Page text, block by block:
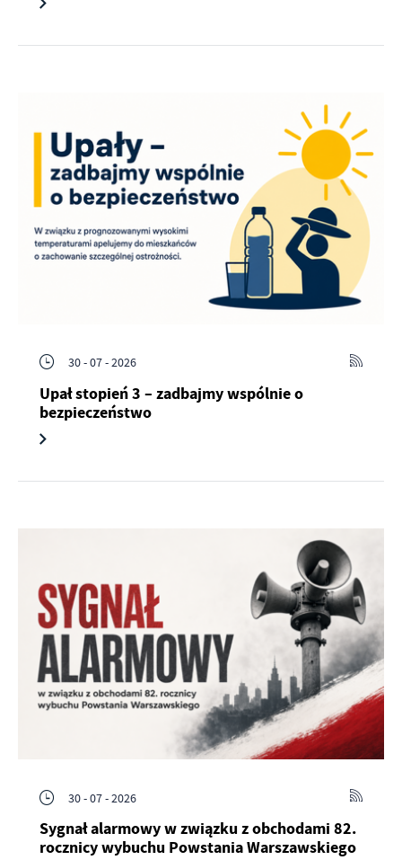
30 - 07 - 2026
Upał stopień 3 – zadbajmy wspólnie o
bezpieczeństwo
30 - 07 - 2026
Sygnał alarmowy w związku z obchodami 82.
rocznicy wybuchu Powstania Warszawskiego